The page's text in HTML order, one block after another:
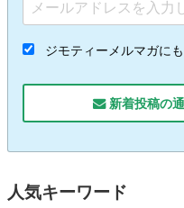
ジモティーメルマガに
新着投稿の
人気キーワード